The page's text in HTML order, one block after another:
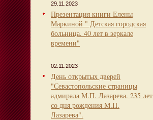
29.11.2023
Презентация книги Елены
Маркиной " Детская городская
больница. 40 лет в зеркале
времени"
02.11.2023
День открытых дверей
"Севастопольские страницы
адмирала М.П. Лазарева. 235 лет
со дня рождения М.П.
Лазарева".